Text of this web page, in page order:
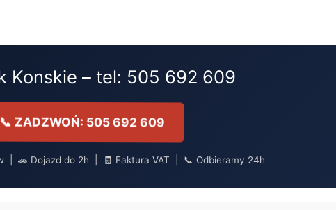
Konskie – tel: 505 692 609
📞 ZADZWOŃ: 505 692 609
| 🚗 Dojazd do 2h | 🧾 Faktura VAT | 📞 Odbieramy 24h